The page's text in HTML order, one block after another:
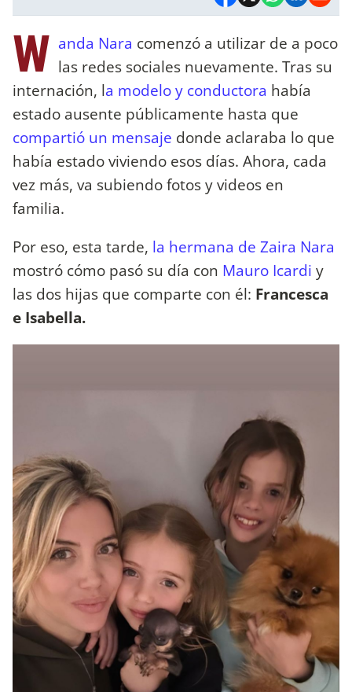
W anda Nara comenzó a utilizar de a poco
las redes sociales nuevamente. Tras su
internación, la modelo y conductora había
estado ausente públicamente hasta que
compartió un mensaje donde aclaraba lo que
había estado viviendo esos días. Ahora, cada
vez más, va subiendo fotos y videos en
familia.
Por eso, esta tarde, la hermana de Zaira Nara
mostró cómo pasó su día con Mauro Icardi y
las dos hijas que comparte con él: Francesca
e Isabella.